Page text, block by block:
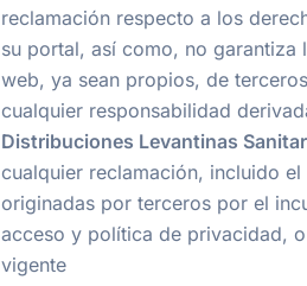
reclamación respecto a los
su portal, así como, no
web, ya sean propios, de
cualquier responsabilidad
Distribuciones Levantinas
cualquier reclamación, incluido
originadas por terceros por el
acceso y política de privacidad,
vigente